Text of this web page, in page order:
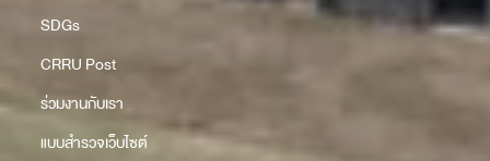
SDGs
CRRU Post
ร่วมงานกับเรา
แบบสำรวจเว็บไซต์